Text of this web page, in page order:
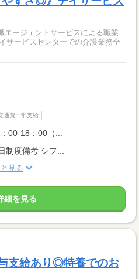
ージェントサービスによる職業
通費一部支給
00-18：00（...
制度備考 シフ...
見る
細を見る
支給あり◎特養でのお